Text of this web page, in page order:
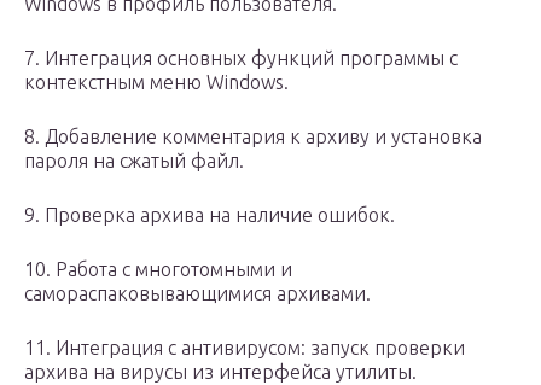
7. Интеграция основных функций программы с
контекстным меню Windows.
8. Добавление комментария к архиву и установка
пароля на сжатый файл.
9. Проверка архива на наличие ошибок.
10. Работа с многотомными и
самораспаковывающимися архивами.
11. Интеграция с антивирусом: запуск проверки
архива на вирусы из интерфейса утилиты.